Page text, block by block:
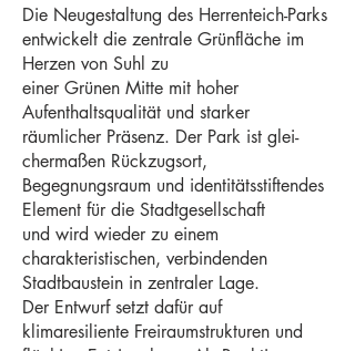
Die Neugestaltung des Herrenteich-Parks
entwickelt die zentrale Grünfläche im
Herzen von Suhl zu
einer Grünen Mitte mit hoher
Aufenthaltsqualität und starker
räumlicher Präsenz. Der Park ist glei-
chermaßen Rückzugsort,
Begegnungsraum und identitätsstiftendes
Element für die Stadtgesellschaft
und wird wieder zu einem
charakteristischen, verbindenden
Stadtbaustein in zentraler Lage.
Der Entwurf setzt dafür auf
klimaresiliente Freiraumstrukturen und